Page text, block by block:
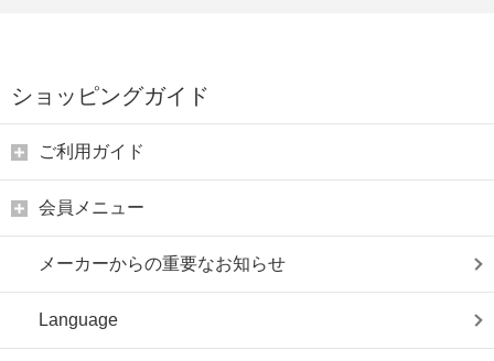
ショッピングガイド
ご利用ガイド
会員メニュー
メーカーからの重要なお知らせ
Language